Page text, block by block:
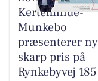
Kerteminde-
Munkebo
præsenterer ny
skarp pris på
Rynkebyvej 185